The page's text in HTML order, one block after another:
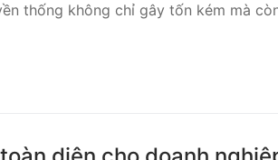
thống không chỉ gây tốn kém mà